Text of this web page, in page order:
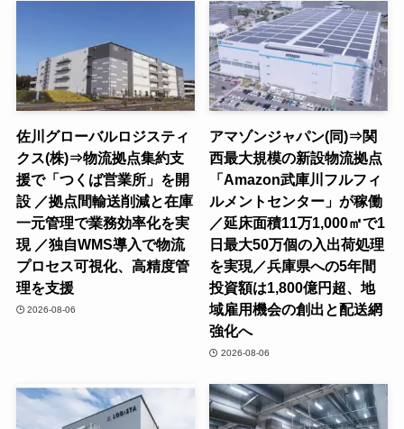
佐川グローバルロジスティ
クス(株)⇒物流拠点集約支
援で「つくば営業所」を開
設 ／拠点間輸送削減と在庫
一元管理で業務効率化を実
現 ／独自WMS導入で物流
プロセス可視化、高精度管
理を支援
2026-08-06
アマゾンジャパン(同)⇒関
西最大規模の新設物流拠点
「Amazon武庫川フルフィ
ルメントセンター」が稼働
／延床面積11万1,000㎡で1
日最大50万個の入出荷処理
を実現／兵庫県への5年間
投資額は1,800億円超、地
域雇用機会の創出と配送網
強化へ
2026-08-06